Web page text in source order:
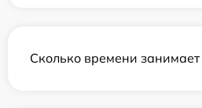
Сколько времени